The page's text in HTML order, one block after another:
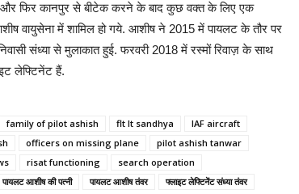
और फिर कानपुर से बीटेक करने के बाद कुछ वक्त के लिए एक
वायुसेना में शामिल हो गये. आशीष ने 2015 में पायलट के तौर पर
संध्या से मुलाकात हुई. फरवरी 2018 में रस्मों रिवाज़ के साथ
लेफ्टिनेंट हैं.
family of pilot ashish flt lt sandhya
IAF aircraft
officers on missing plane
pilot ashish tanwar
risat functioning
search operation
पायलट आशीष की पत्नी पायलट आशीष तंवर
फ्लाइट लेफ्टिनेंट संध्या तंवर